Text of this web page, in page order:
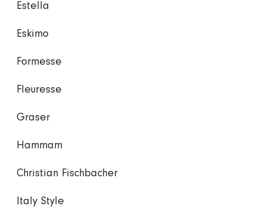
Estella
Eskimo
Formesse
Fleuresse
Graser
Hammam
Christian Fischbacher
Italy Style